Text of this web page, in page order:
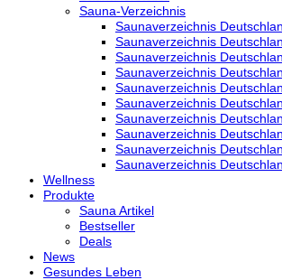
Sauna-Verzeichnis
Saunaverzeichnis
Saunaverzeichnis
Saunaverzeichnis
Saunaverzeichnis
Saunaverzeichnis
Saunaverzeichnis
Saunaverzeichnis
Saunaverzeichnis
Saunaverzeichnis
Saunaverzeichnis
Wellness
Produkte
Sauna Artikel
Bestseller
Deals
News
Gesundes Leben